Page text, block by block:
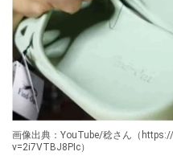
画像出典：YouTube/稔さん（
v=2i7VTBJ8PIc）